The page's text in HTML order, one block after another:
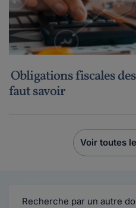
Obligations fiscales
faut savoir
Voir toutes
Recherche par un autre